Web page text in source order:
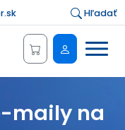
Hľadať
Menu
maily na